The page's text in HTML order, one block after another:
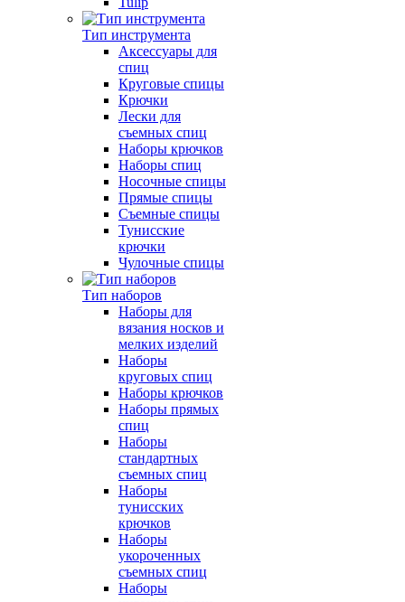
Тип инструмента
Аксессуары для
спиц
Круговые спицы
Крючки
Лески для
съемных спиц
Наборы крючков
Наборы спиц
Носочные спицы
Прямые спицы
Съемные спицы
Тунисские
крючки
Чулочные спицы
Тип наборов
Наборы для
вязания носков и
мелких изделий
Наборы
круговых спиц
Наборы крючков
Наборы прямых
спиц
Наборы
стандартных
съемных спиц
Наборы
тунисских
крючков
Наборы
укороченных
съемных спиц
Наборы